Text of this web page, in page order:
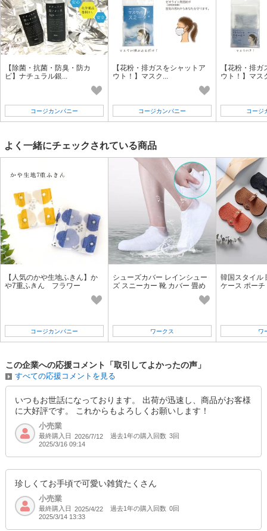
【除菌・抗菌・防臭・防カ
ビ】ナチュラル銀...
コージカンパニー
【花粉・排ガスをシャットア
ウト！】マスク...
コージカンパニー
【花粉・排
ウト！】マス
コージ
よく一緒にチェックされている商品
【人気のかや生地ふきん】か
や7重ふきん フラワー
コージカンパニー
シューズカバー レインシュー
ズ スニーカー 靴 カバー 畳め
るカバー 防水 カラフル 便利
ワークス
韓国スタイル
ケース ポー
ワ
この企業への応援コメント「取引してよかったの声」
すべての応援コメントを見る
いつもお世話になっております。 出荷が迅速し、商品がお客様
に大好評です。 これからもよろしくお願いします！
小売業
最終購入日 2026/7/12 過去1年の購入回数 3回
2025/3/16 09:14
珍しくてお手頃で可愛い雑貨たくさん
小売業
最終購入日 2025/4/22 過去1年の購入回数 0回
2025/3/14 13:33